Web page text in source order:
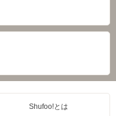
Shufoo!とは